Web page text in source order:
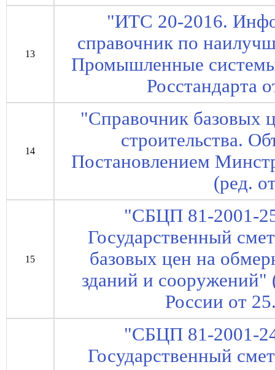
13
"ИТС 20-2016.
справочник по
Промышленные
Росстандарта
14
"Справочник базовых
строительства.
Постановлением
(ред.
15
"СБЦП 81-2001-
Государственный
базовых цен на
зданий и
России от
"СБЦП 81-2001-
Государственный